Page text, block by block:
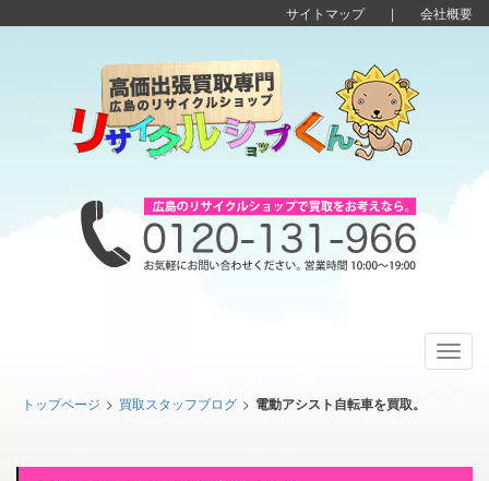
サイトマップ| 会社概要
トップページ > 買取スタッフブログ > 電動アシスト自転車を買取。